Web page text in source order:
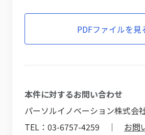
PDFファイルを見
本件に対するお問い合わせ
パーソルイノベーション株式
TEL：03-6757-4259 ｜ お問